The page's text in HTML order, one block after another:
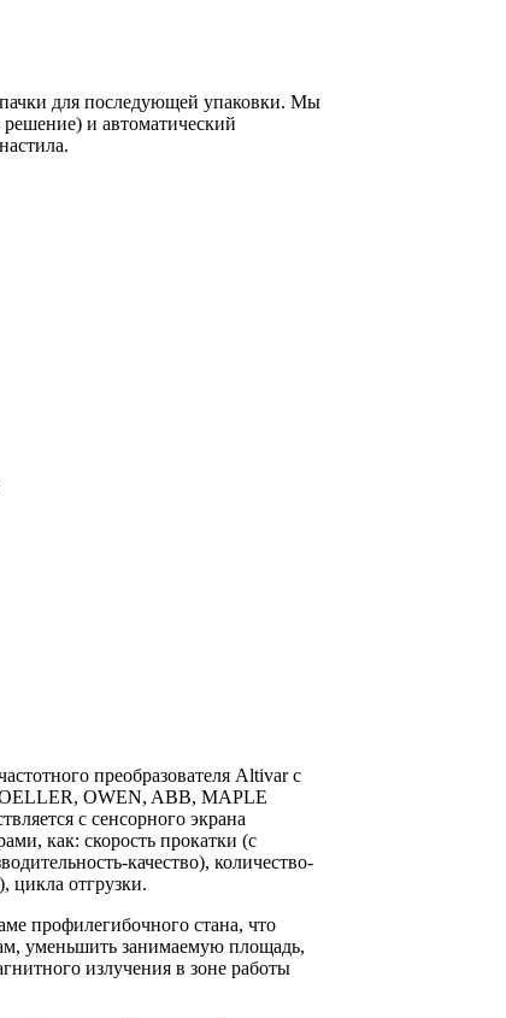
пачки для последующей упаковки. Мы
и автоматический
преобразователя Altivar с
OWEN, ABB, MAPLE
с сенсорного экрана
как: скорость прокатки (с
качество), количество-
цикла отгрузки.
профилегибочного стана, что
уменьшить занимаемую площадь,
излучения в зоне работы